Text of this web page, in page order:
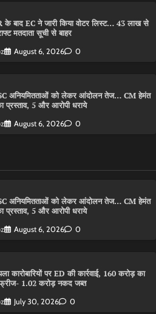
बाद EC ने जारी किया वोटर लिस्ट… 43 लाख से
मतदाता सूची से बाहर
August 6, 2026 0
अनियमितताओं को लेकर आंदोलन तेज… CM हेमंत
का प्रस्ताव, 5 और आरोपी धराये
August 6, 2026 0
अनियमितताओं को लेकर आंदोलन तेज… CM हेमंत
का प्रस्ताव, 5 और आरोपी धराये
August 6, 2026 0
कारोबारियों पर ED की कार्रवाई, 160 करोड़ का
1.02 करोड़ नकद जब्त
July 30, 2026 0